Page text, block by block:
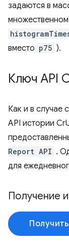
задаются в
вместо p75 ).
Ключ API
Как и в случае
API истории
Report API .
для
Получение